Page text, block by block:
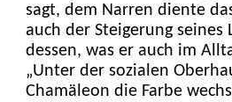
sagt, dem Narren diente
auch der Steigerung seines
dessen, was er auch im
„Unter der sozialen
Chamäleon die Farbe